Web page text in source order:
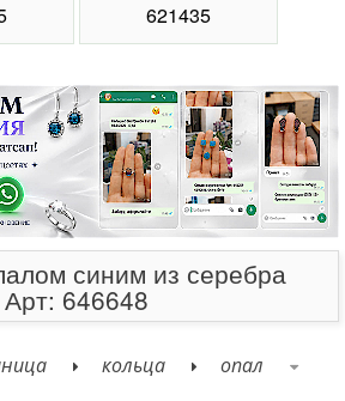
621435
синим из серебра
Арт: 646648
кольца опал